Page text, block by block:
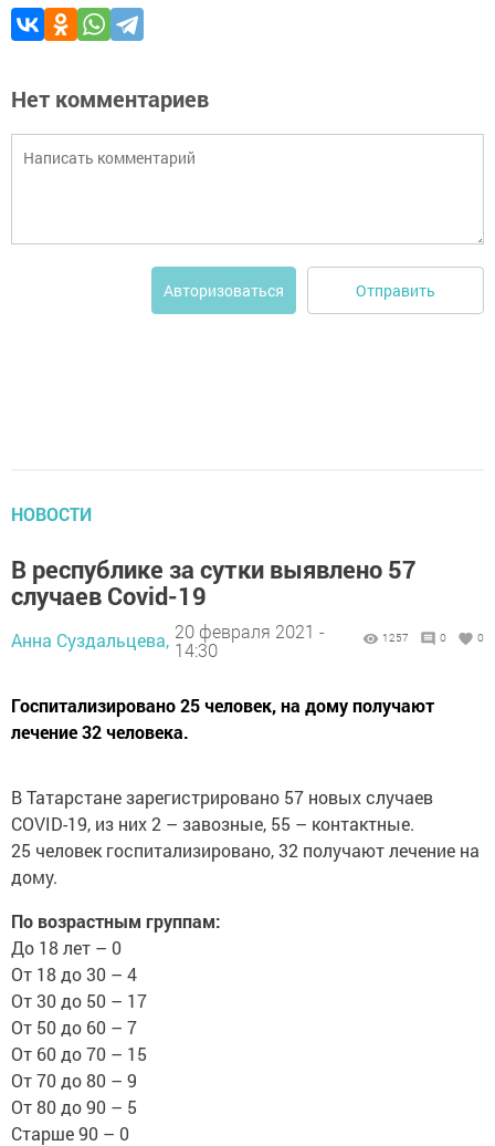
Нет комментариев
Авторизоваться Отправить
НОВОСТИ
В республике за сутки выявлено 57
случаев Covid-19
Анна Суздальцева, 20 февраля 2021 -
14:30
1257 0 0
Госпитализировано 25 человек, на дому получают
лечение 32 человека.
В Татарстане зарегистрировано 57 новых случаев
COVID-19, из них 2 – завозные, 55 – контактные.
25 человек госпитализировано, 32 получают лечение на
дому.
По возрастным группам:
До 18 лет – 0
От 18 до 30 – 4
От 30 до 50 – 17
От 50 до 60 – 7
От 60 до 70 – 15
От 70 до 80 – 9
От 80 до 90 – 5
Старше 90 – 0